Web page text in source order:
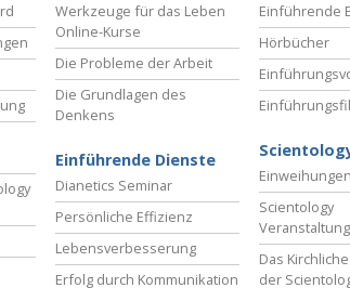
Werkzeuge für das Leben
Online-Kurse
Die Probleme der Arbeit
Die Grundlagen des
Denkens
Einführende Dienste
Dianetics Seminar
Persönliche Effizienz
Lebensverbesserung
Erfolg durch Kommunikation
Einführende
Hörbücher
Einweihungen
Scientology
Das
der